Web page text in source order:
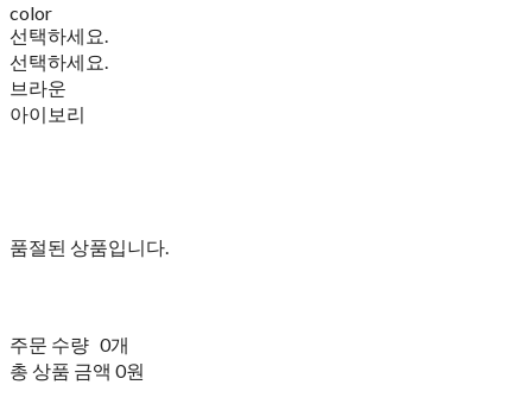
color
선택하세요.
선택하세요.
브라운
아이보리
품절된 상품입니다.
주문 수량 0개
총 상품 금액 0원